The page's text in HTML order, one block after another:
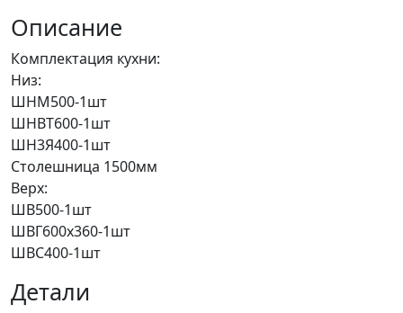
Описание
Комплектация кухни:
Низ:
ШНМ500-1шт
ШНВТ600-1шт
ШН3Я400-1шт
Столешница 1500мм
Верх:
ШВ500-1шт
ШВГ600х360-1шт
ШВС400-1шт
Детали